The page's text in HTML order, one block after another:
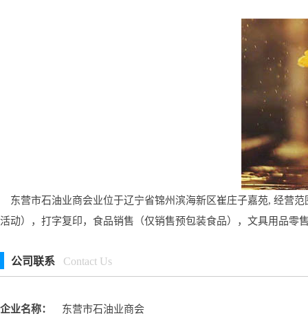
东营市石油业商会业位于辽宁省锦州滨海新区崔庄子嘉苑, 经营
活动），打字复印，食品销售（仅销售预包装食品），文具用品
公司联系 Contact Us
企业名称： 东营市石油业商会